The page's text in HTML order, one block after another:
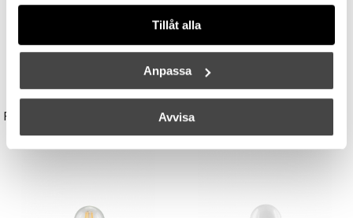
Tillåt alla
Anpassa
Avvisa
Reflektor MR11 28W (=35W) GU10
149 kr
3395 kr 3056 kr